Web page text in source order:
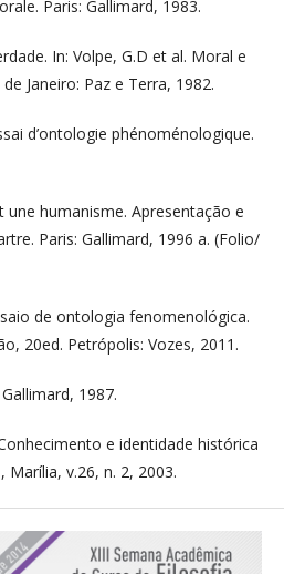
Paris: Gallimard, 1983.
In: Volpe, G.D et al. Moral e
Janeiro: Paz e Terra, 1982.
d’ontologie phénoménologique.
une humanisme. Apresentação e
Paris: Gallimard, 1996 a. (Folio/
de ontologia fenomenológica.
20ed. Petrópolis: Vozes, 2011.
Gallimard, 1987.
e identidade histórica
v.26, n. 2, 2003.